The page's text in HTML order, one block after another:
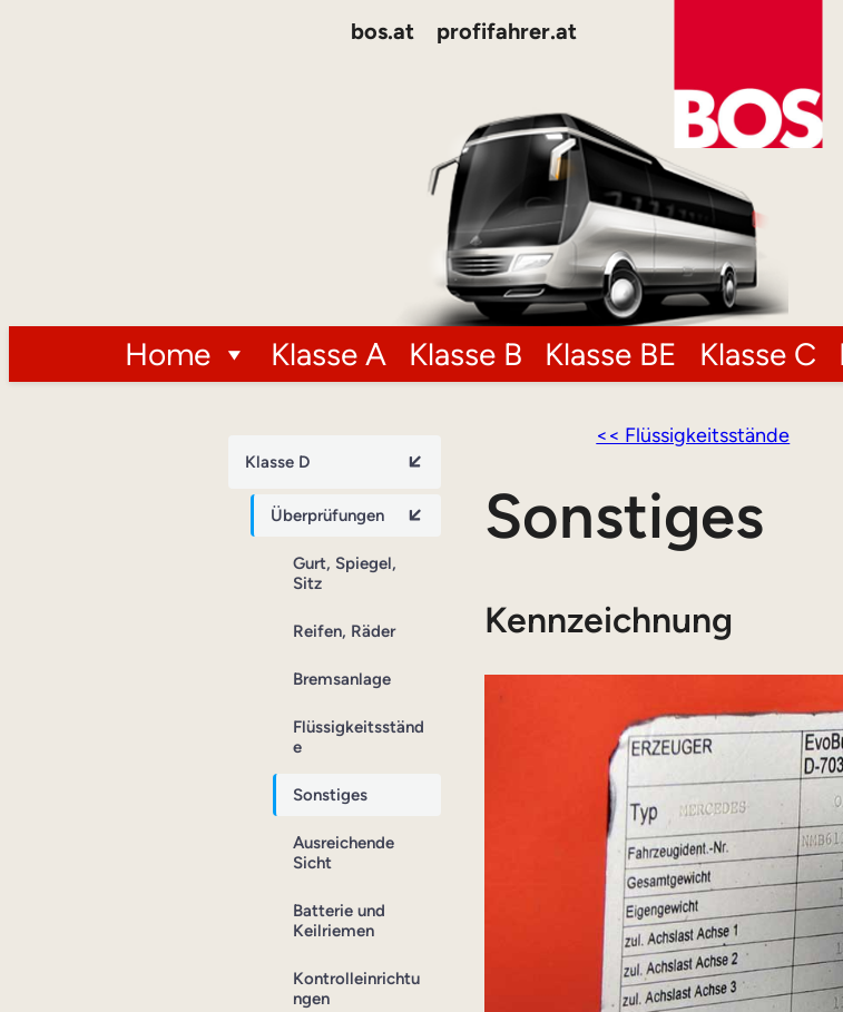
bos.at profifahrer.at
Home Klasse A Klasse B Klasse BE Klasse C
Klasse D
Überprüfungen
Gurt, Spiegel,
Sitz
Reifen, Räder
Bremsanlage
Flüssigkeitsständ
e
Sonstiges
Ausreichende
Sicht
Batterie und
Keilriemen
Kontrolleinrichtu
ngen
<< Flüssigkeitsstände
Sonstiges
Kennzeichnung